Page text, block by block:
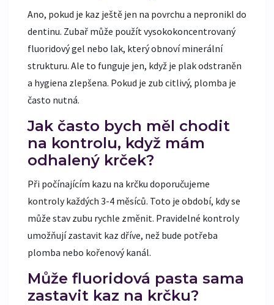
Ano, pokud je kaz ještě jen na povrchu a nepronikl do
dentinu. Zubař může použít vysokokoncentrovaný
fluoridový gel nebo lak, který obnoví minerální
strukturu. Ale to funguje jen, když je plak odstraněn
a hygiena zlepšena. Pokud je zub citlivý, plomba je
často nutná.
Jak často bych měl chodit
na kontrolu, když mám
odhalený krček?
Při počínajícím kazu na krčku doporučujeme
kontroly každých 3-4 měsíců. Toto je období, kdy se
může stav zubu rychle změnit. Pravidelné kontroly
umožňují zastavit kaz dříve, než bude potřeba
plomba nebo kořenový kanál.
Může fluoridová pasta sama
zastavit kaz na krčku?